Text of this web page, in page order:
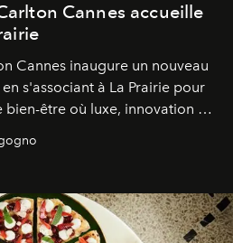
Cannes accueille
Cannes inaugure un nouveau
s'associant à La Prairie pour
être où luxe, innovation et